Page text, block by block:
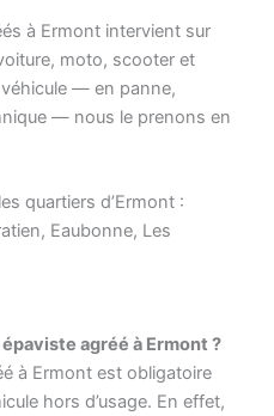
à Ermont intervient sur
moto, scooter et
véhicule — en panne,
— nous le prenons en
quartiers d’Ermont :
Eaubonne, Les
agréé à Ermont ?
à Ermont est obligatoire
hors d’usage. En effet,